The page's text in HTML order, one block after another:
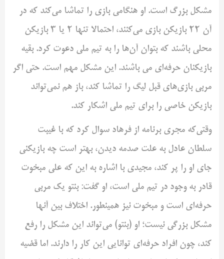
مشکل بزرگ است. او هنگامی بازی را تماشا می‌کند که در
آن ۲۲ بازیکن بازی می‌کنند، احتمالا تنها ۲ یا ۳ بازیکن
محلی باشند که بتوان آن‌ها را به تیم ملی دعوت کرد. بقیه
بازیکنان حرفه‌ای می باشند. این مشکل مهم است. حتی اگر
مربی بازی‌های قبل لیگ را تماشا کند، باز هم نمی‌تواند
بازیکن خاصی را برای تیم ملی اشکار کند.
وقتی‌که مجری برنامه از فرهاد سوال کرد که با غیبت
سلطان عادل به علت صدمه دیدن، بهتر است چه بازیکنی
جای او را پر کند، مجیدی با اشاره به این که علی مبخوت
قادر به وجود در تیم ملی است، او گفت: بنتو یک مربی
حرفه‌ای است و مبخوت نیز همینطور. اختلاف بین آنها
مشکل بزرگی نیست؛ او (بنتو) می‌تواند این مشکل را رفع
کند، چون افراد حرفه‌ای توانایی این کار را دارند. اما قضیه